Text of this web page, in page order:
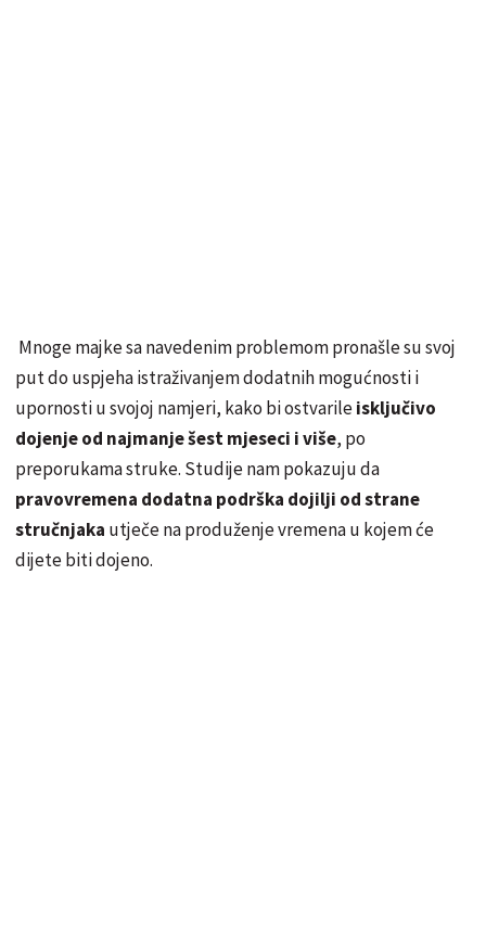
Mnoge majke sa navedenim problemom pronašle su svoj
put do uspjeha istraživanjem dodatnih mogućnosti i
upornosti u svojoj namjeri, kako bi ostvarileisključivo
dojenje od najmanje šest mjeseci i više, po
preporukama struke. Studije nam pokazuju da
pravovremena dodatna podrška dojilji od strane
stručnjaka utječe na produženje vremena u kojem će
dijete biti dojeno.